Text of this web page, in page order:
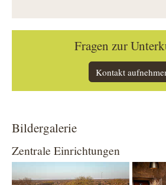
Fragen zur
Kontakt
Bildergalerie
Zentrale Einrichtungen
Show